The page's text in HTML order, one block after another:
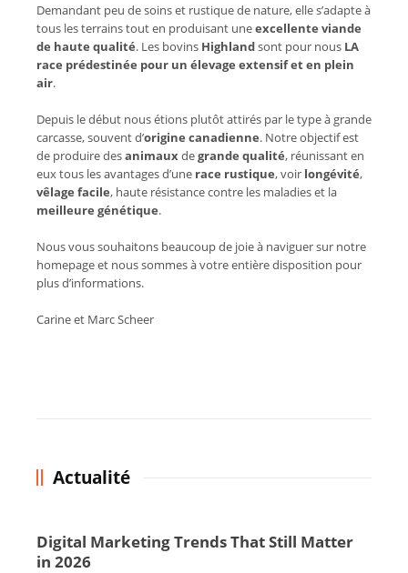
Demandant peu de soins et rustique de nature, elle s’adapte à
tous les terrains tout en produisant uneexcellente viande
de haute qualité. Les bovins Highlandsont pour nous LA
race prédestinée pour un élevage extensif et en plein
air.
Depuis le début nous étions plutôt attirés par le type à grande
carcasse, souvent d’origine canadienne. Notre objectif est
de produire desanimauxdegrande qualité, réunissant en
eux tous les avantages d’une race rustique, voir longévité,
vêlage facile, haute résistance contre les maladies et la
meilleure génétique.
Nous vous souhaitons beaucoup de joie à naviguer sur notre
homepage et nous sommes à votre entière disposition pour
plus d’informations.
Carine et Marc Scheer
Actualité
Digital Marketing Trends That Still Matter
in 2026